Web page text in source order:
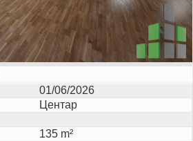
01/06/2026
Центар
135 m²